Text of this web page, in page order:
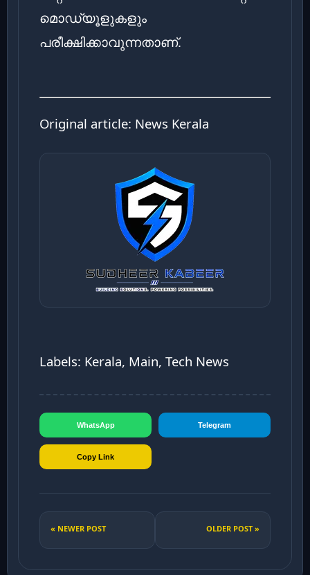
മൊഡ്യൂളുകളും
പരീക്ഷിക്കാവുന്നതാണ്.
Original article: News Kerala
Labels: Kerala, Main, Tech News
WhatsApp Telegram
Copy Link
« NEWER POST OLDER POST »